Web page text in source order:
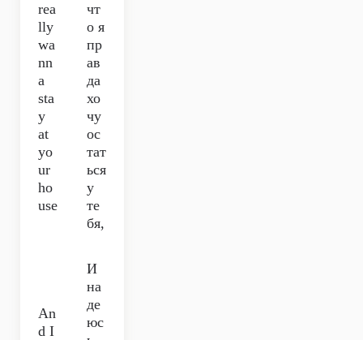
rea
lly
wa
nn
a
sta
y
at
yo
ur
ho
use
чт
о я
пр
ав
да
хо
чу
ос
тат
ься
у
те
бя,
An
d I
И
на
де
юс